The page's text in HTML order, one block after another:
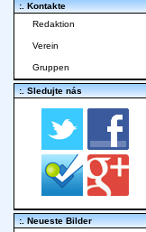
:. Kontakte
Redaktion
Verein
Gruppen
:. Sledujte nás
:. Neueste Bilder